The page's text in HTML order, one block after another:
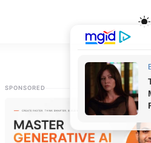
SPONSORED